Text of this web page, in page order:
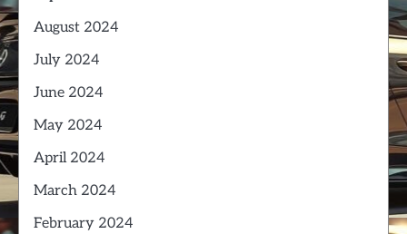
August 2024
July 2024
June 2024
May 2024
April 2024
March 2024
February 2024